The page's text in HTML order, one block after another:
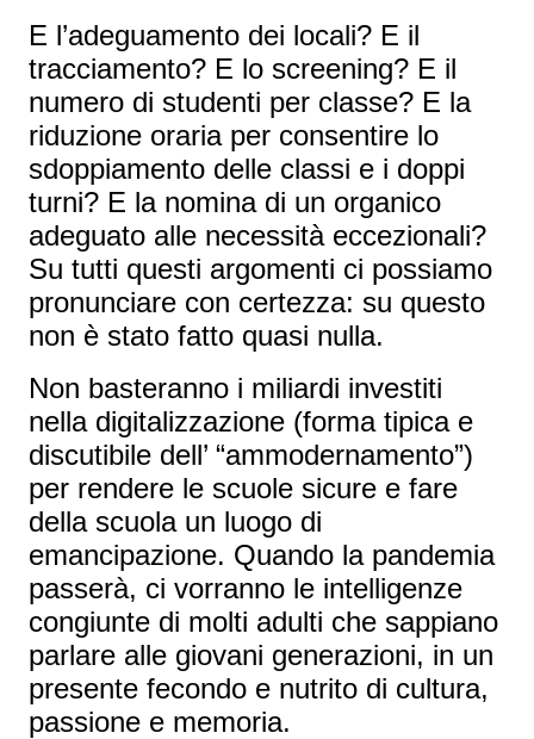
E l’adeguamento dei locali? E il
tracciamento? E lo screening? E il
numero di studenti per classe? E la
riduzione oraria per consentire lo
sdoppiamento delle classi e i doppi
turni? E la nomina di un organico
adeguato alle necessità eccezionali?
Su tutti questi argomenti ci possiamo
pronunciare con certezza: su questo
non è stato fatto quasi nulla.
Non basteranno i miliardi investiti
nella digitalizzazione (forma tipica e
discutibile dell’ “ammodernamento”)
per rendere le scuole sicure e fare
della scuola un luogo di
emancipazione. Quando la pandemia
passerà, ci vorranno le intelligenze
congiunte di molti adulti che sappiano
parlare alle giovani generazioni, in un
presente fecondo e nutrito di cultura,
passione e memoria.